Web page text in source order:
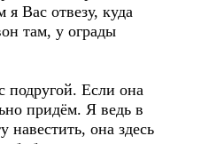
Вас отвезу, куда
там, у ограды
подругой. Если она
придём. Я ведь в
навестить, она здесь